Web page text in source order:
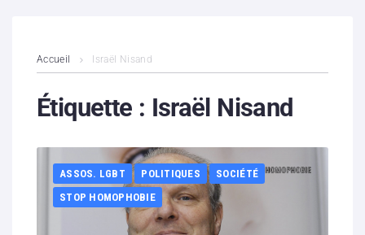
Contenus litigieux
Boutique
Accueil Israël Nisand
Étiquette : Israël Nisand
ASSOS. LGBT POLITIQUES
SOCIÉTÉ
STOP HOMOPHOBIE